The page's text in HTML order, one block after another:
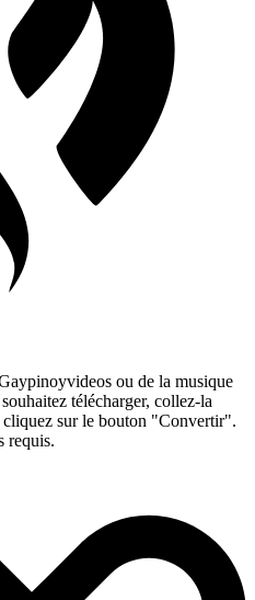
ou de la musique
télécharger, collez-la
cliquez sur le bouton "Convertir".
requis.